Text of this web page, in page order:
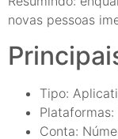
novas pessoas
Tipo:
Conta: